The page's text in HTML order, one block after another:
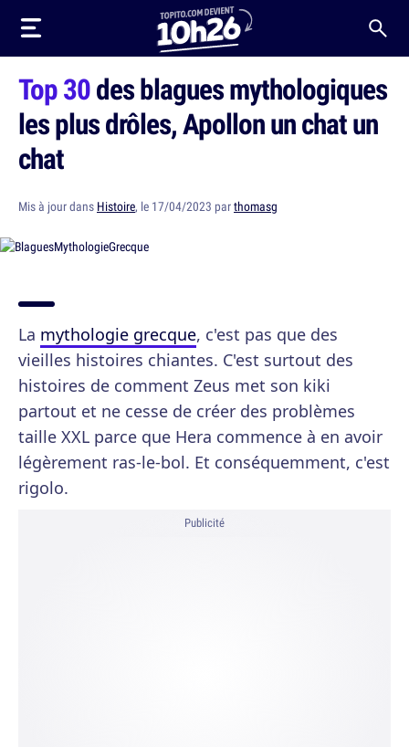
Top 30des blagues mythologiques
les plus drôles, Apollon un chat un
chat
Mis à jour dans Histoire, le 17/04/2023 parthomasg
La mythologie grecque, c'est pas que des
vieilles histoires chiantes. C'est surtout des
histoires de comment Zeus met son kiki
partout et ne cesse de créer des problèmes
taille XXL parce que Hera commence à en avoir
légèrement ras-le-bol. Et conséquemment, c'est
rigolo.
Publicité